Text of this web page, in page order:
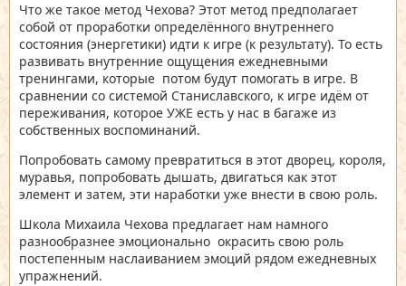
Что же такое метод Чехова? Этот метод предполагает
собой от проработки определённого внутреннего
состояния (энергетики) идти к игре (к результату). То есть
развивать внутренние ощущения ежедневными
тренингами, которые потом будут помогать в игре. В
сравнении со системой Станиславского, к игре идём от
переживания, которое УЖЕ есть у нас в багаже из
собственных воспоминаний.
Попробовать самому превратиться в этот дворец, короля,
муравья, попробовать дышать, двигаться как этот
элемент и затем, эти наработки уже внести в свою роль.
Школа Михаила Чехова предлагает нам намного
разнообразнее эмоционально окрасить свою роль
постепенным наслаиванием эмоций рядом ежедневных
упражнений.